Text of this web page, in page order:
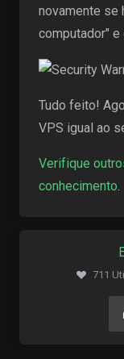
novamente se
computador" e
Tudo feito!
VPS igual ao
Verifique
conhecimento.
711